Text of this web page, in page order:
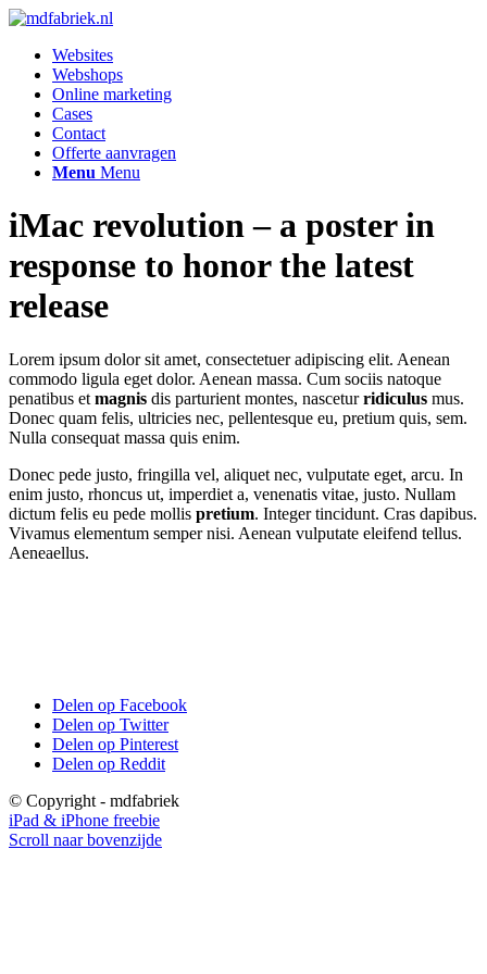
Websites
Webshops
Online marketing
Cases
Contact
Offerte aanvragen
Menu Menu
iMac revolution – a poster in
response to honor the latest
release
Lorem ipsum dolor sit amet, consectetuer adipiscing elit. Aenean
commodo ligula eget dolor. Aenean massa. Cum sociis natoque
penatibus et magnis dis parturient montes, nasceturridiculus mus.
Donec quam felis, ultricies nec, pellentesque eu, pretium quis, sem.
Nulla consequat massa quis enim.
Donec pede justo, fringilla vel, aliquet nec, vulputate eget, arcu. In
enim justo, rhoncus ut, imperdiet a, venenatis vitae, justo. Nullam
dictum felis eu pede mollis pretium. Integer tincidunt. Cras dapibus.
Vivamus elementum semper nisi. Aenean vulputate eleifend tellus.
Aeneaellus.
Delen op Facebook
Delen op Twitter
Delen op Pinterest
Delen op Reddit
© Copyright - mdfabriek
iPad & iPhone freebie
Scroll naar bovenzijde